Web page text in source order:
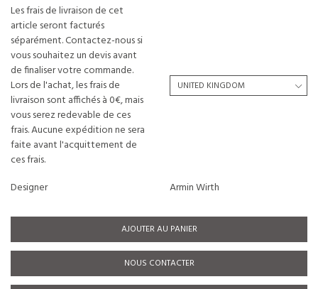
Les frais de livraison de cet
article seront facturés
séparément. Contactez-nous si
vous souhaitez un devis avant
de finaliser votre commande.
Lors de l'achat, les frais de
livraison sont affichés à 0€, mais
vous serez redevable de ces
frais. Aucune expédition ne sera
faite avant l'acquittement de
ces frais.
Designer
Armin Wirth
AJOUTER AU PANIER
NOUS CONTACTER